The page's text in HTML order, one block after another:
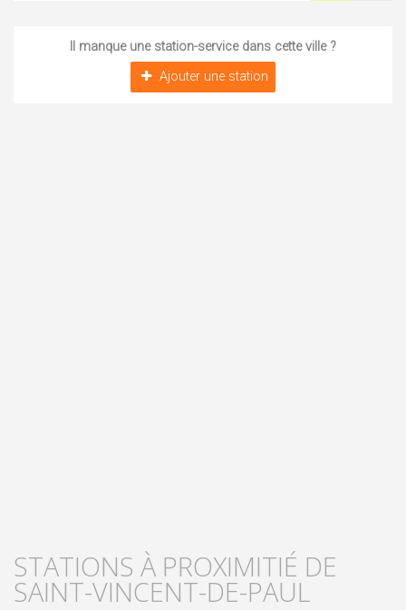
Il manque une station-service dans cette ville ?
Ajouter une station
STATIONS À PROXIMITIÉ DE
SAINT-VINCENT-DE-PAUL